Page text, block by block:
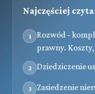
Najczęściej
1
Rozwód -
prawny.
2 Dziedziczenie
3
Zasiedzenie